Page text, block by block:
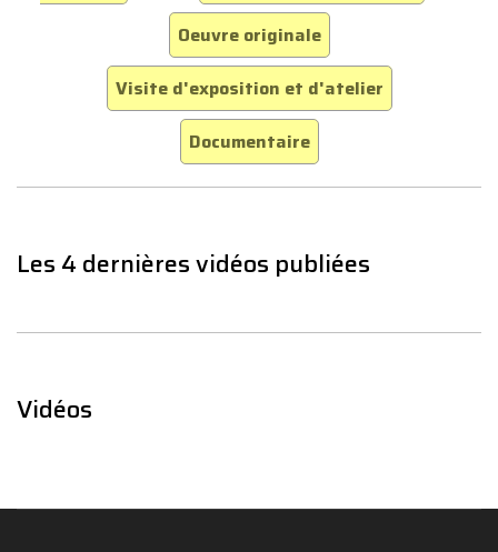
Oeuvre originale
Visite d'exposition et d'atelier
Documentaire
Les 4 dernières vidéos publiées
Vidéos